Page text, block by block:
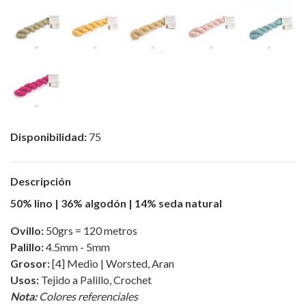
Disponibilidad: 75
Descripción
50% lino | 36% algodón | 14% seda natural
Ovillo: 50grs = 120 metros
Palillo:4.5mm - 5mm
Grosor:[4] Medio | Worsted, Aran
Usos: Tejido a Palillo, Crochet
Nota:Colores referenciales